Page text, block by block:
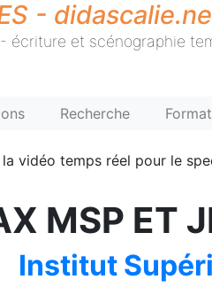
-
- écriture et scénographie
Recherche
vidéo temps réel pour le
MSP ET
Institut